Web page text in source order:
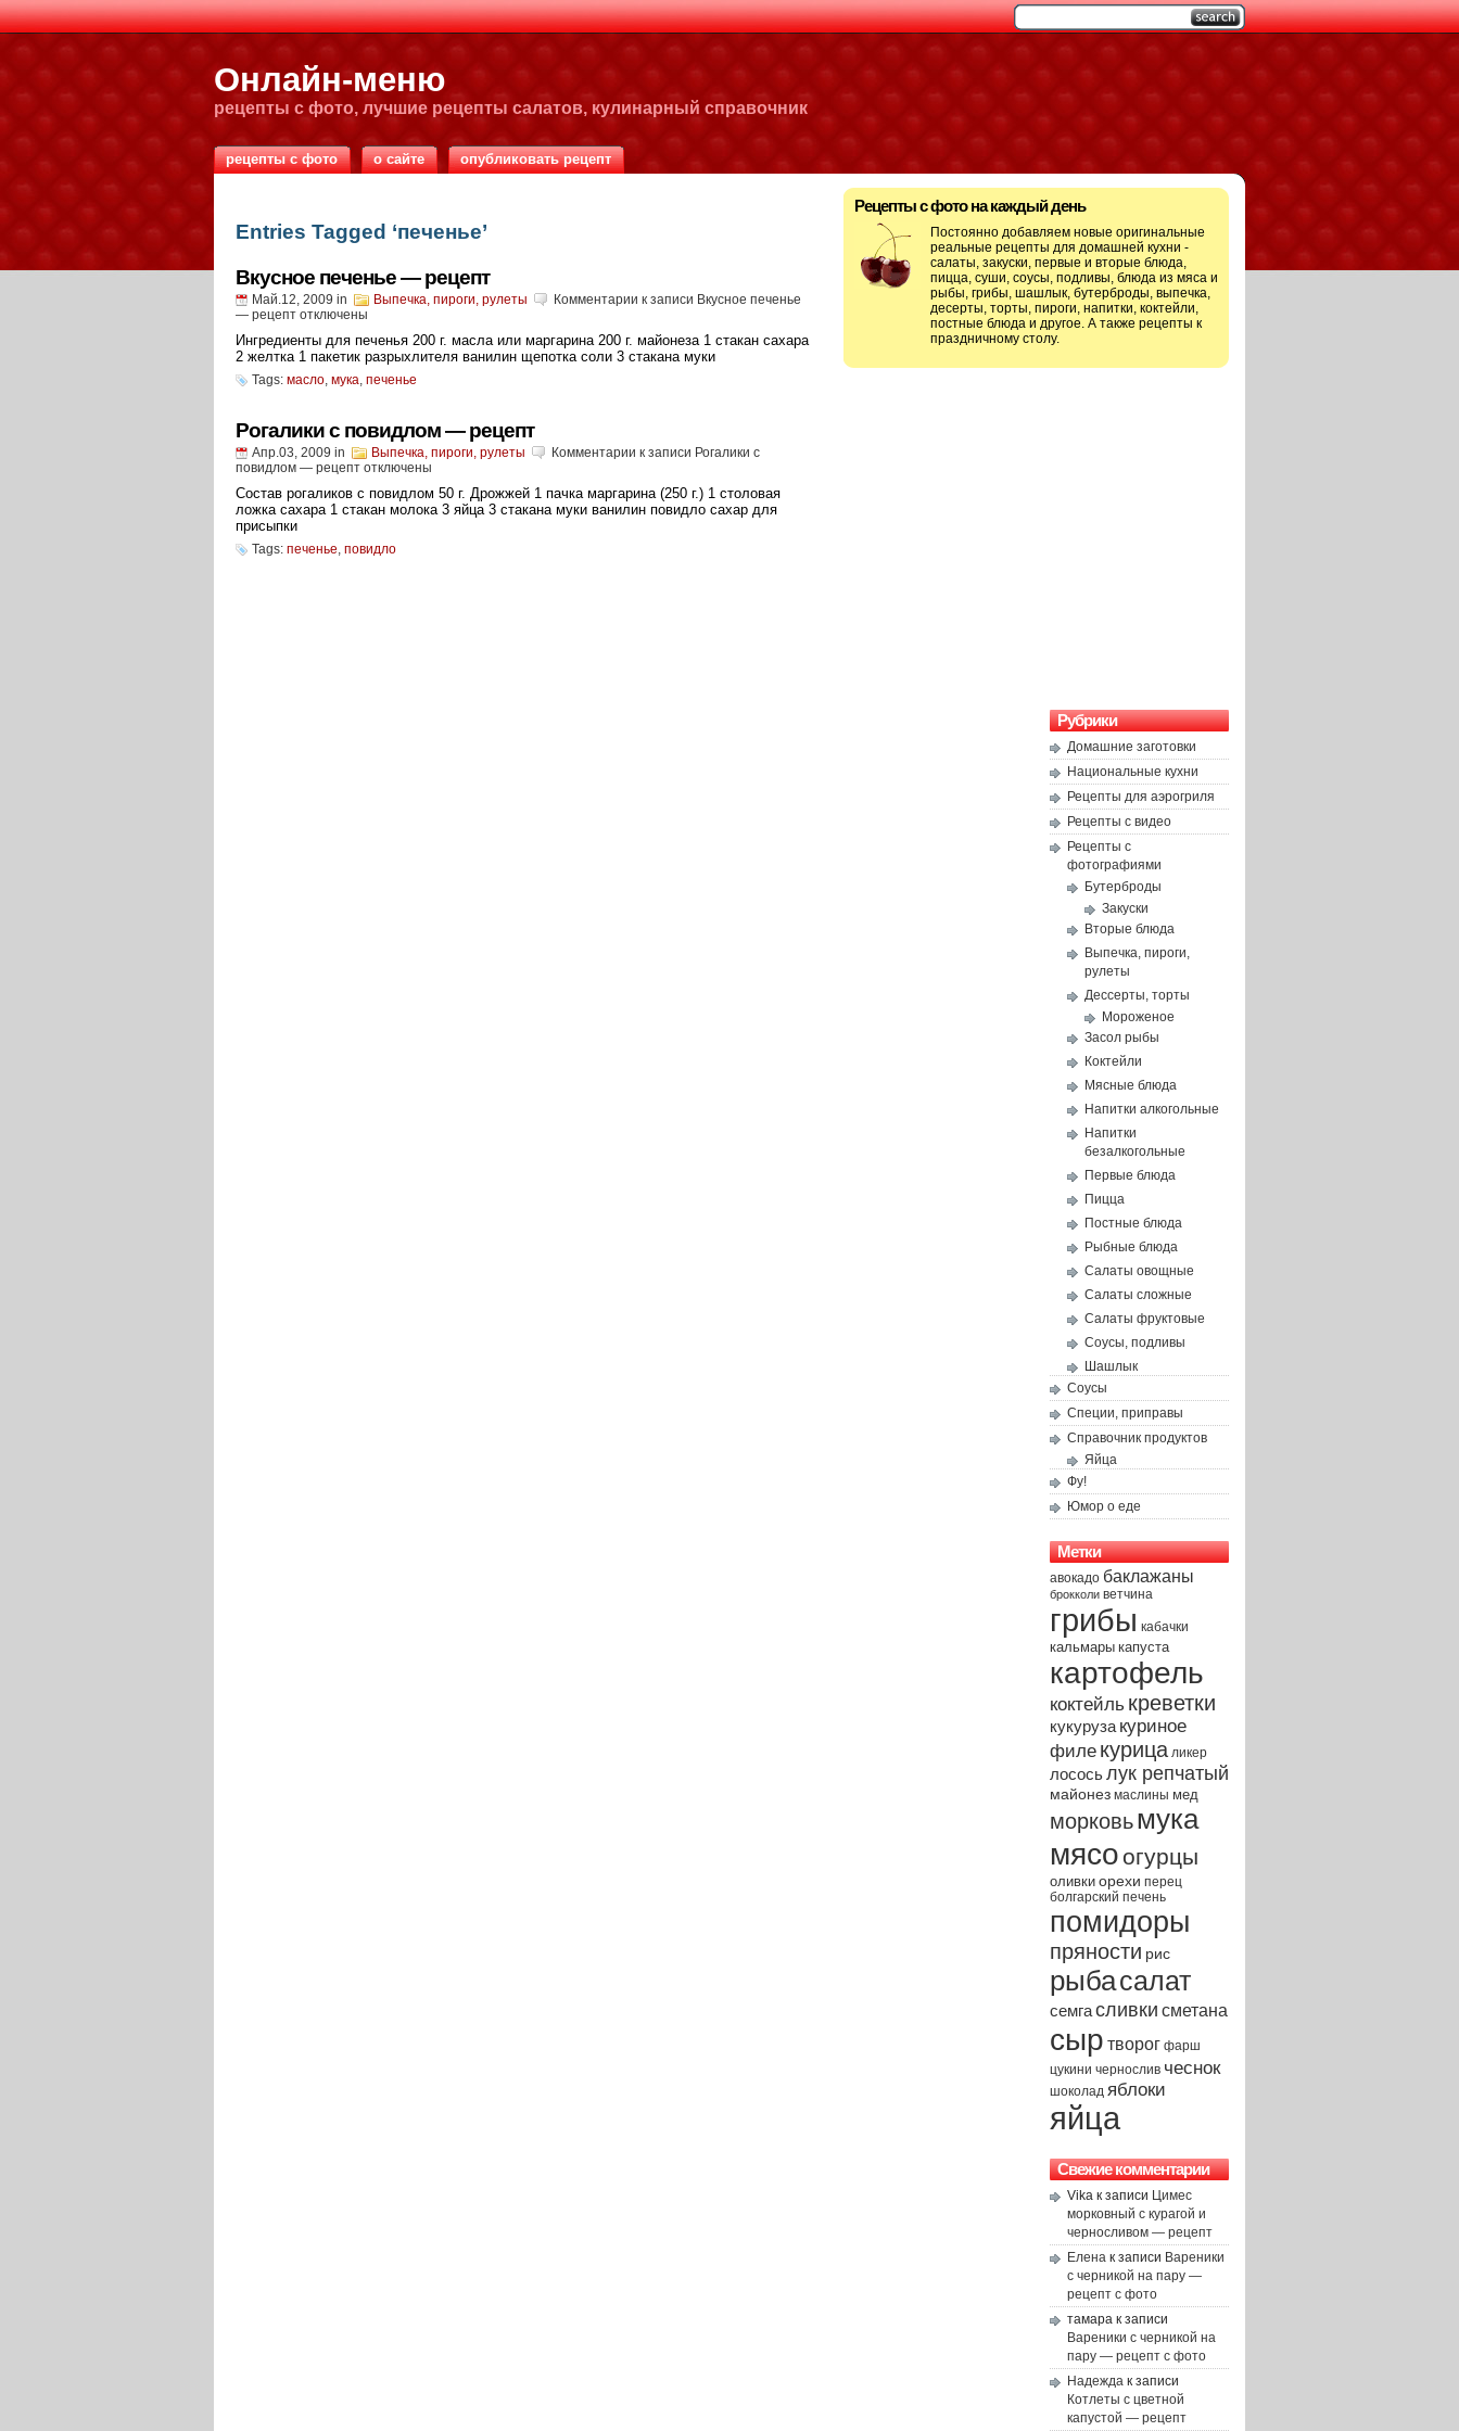
Онлайн-меню
рецепты с фото, лучшие рецепты салатов, кулинарный справочник
рецепты с фото о сайте опубликовать рецепт
Entries Tagged ‘печенье’
Вкусное печенье — рецепт
Май.12, 2009 in Выпечка, пироги, рулеты Комментарии к записи Вкусное печенье
— рецепт отключены
Ингредиенты для печенья 200 г. масла или маргарина 200 г. майонеза 1 стакан сахара
2 желтка 1 пакетик разрыхлителя ванилин щепотка соли 3 стакана муки
Tags: масло, мука, печенье
Рогалики с повидлом — рецепт
Апр.03, 2009 in Выпечка, пироги, рулеты Комментарии к записи Рогалики с
повидлом — рецепт отключены
Состав рогаликов с повидлом 50 г. Дрожжей 1 пачка маргарина (250 г.) 1 столовая
ложка сахара 1 стакан молока 3 яйца 3 стакана муки ванилин повидло сахар для
присыпки
Tags: печенье, повидло
Рецепты с фото на каждый день
Постоянно добавляем новые оригинальные
реальные рецепты для домашней кухни -
салаты, закуски, первые и вторые блюда,
пицца, суши, соусы, подливы, блюда из мяса и
рыбы, грибы, шашлык, бутерброды, выпечка,
десерты, торты, пироги, напитки, коктейли,
постные блюда и другое. А также рецепты к
праздничному столу.
Рубрики
Домашние заготовки
Национальные кухни
Рецепты для аэрогриля
Рецепты с видео
Рецепты с
фотографиями
Бутерброды
Закуски
Вторые блюда
Выпечка, пироги,
рулеты
Дессерты, торты
Мороженое
Засол рыбы
Коктейли
Мясные блюда
Напитки алкогольные
Напитки
безалкогольные
Первые блюда
Пицца
Постные блюда
Рыбные блюда
Салаты овощные
Салаты сложные
Салаты фруктовые
Соусы, подливы
Шашлык
Соусы
Специи, приправы
Справочник продуктов
Яйца
Фу!
Юмор о еде
Метки
авокадо баклажаны
брокколи ветчина
грибы кабачки
кальмары капуста
картофель
коктейль креветки
кукуруза куриное
филе курица ликер
лососьлук репчатый
майонез маслины мед
морковьмука
мясо огурцы
оливки орехи перец
болгарский печень
помидоры
пряности рис
рыбасалат
семгасливки сметана
сыр творог фарш
цукини чернослив чеснок
шоколад яблоки
яйца
Свежие комментарии
Vika к записи Цимес
морковный с курагой и
черносливом — рецепт
Елена к записи Вареники
с черникой на пару —
рецепт с фото
тамара к записи
Вареники с черникой на
пару — рецепт с фото
Надежда к записи
Котлеты с цветной
капустой — рецепт